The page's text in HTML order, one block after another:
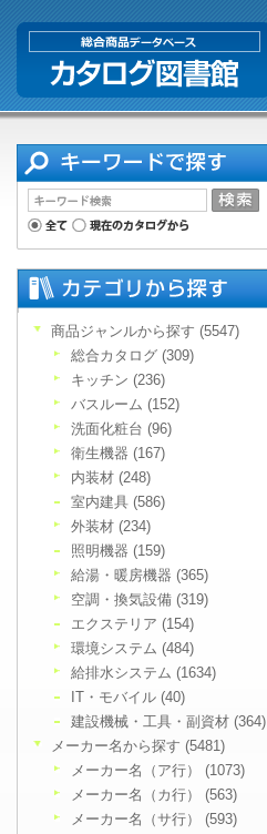
商品ジャンルから探す (5547)
総合カタログ (309)
キッチン (236)
バスルーム (152)
洗面化粧台 (96)
衛生機器 (167)
内装材 (248)
室内建具 (586)
外装材 (234)
照明機器 (159)
給湯・暖房機器 (365)
空調・換気設備 (319)
エクステリア (154)
環境システム (484)
給排水システム (1634)
IT・モバイル (40)
建設機械・工具・副資材 (364)
メーカー名から探す (5481)
メーカー名（ア行） (1073)
メーカー名（カ行） (563)
メーカー名（サ行） (593)